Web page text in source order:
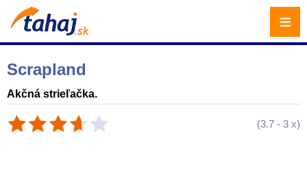
Scrapland
Akčná strieľačka.
(3.7 - 3 x)
≡